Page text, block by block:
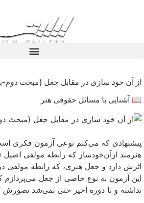
از آن­‌ خود سازی در مقابل جعل (مبحث
📖 آشنایی با مسائل حقوقی هنر
پیشنهادی که می‌کنم نوعی آزمون فکری
هنرمند ازآن­‌خودساز که رابطه مولفی اصیل
اثرش دارد و جعل هنری، که رابطه مولفی
این آزمون به نوع خاصی از جعل می­‌پردازم
نداشته و تا دوره اخیر حتی نمی­‌شد تصورش